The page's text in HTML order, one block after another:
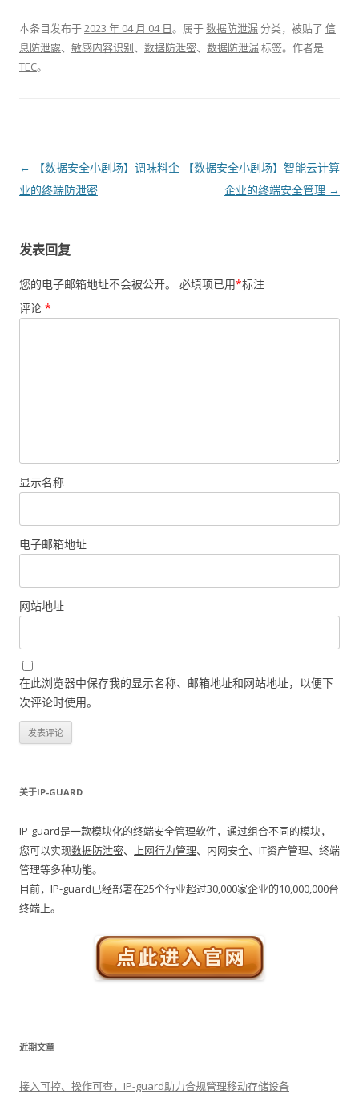
本条目发布于2023 年 04 月 04 日。属于数据防泄漏分类，被贴了 信
息防泄露、 敏感内容识别、 数据防泄密、 数据防泄漏标签。 作者是
TEC。
文章导航
←
【数据安全小剧场】调味料企
业的终端防泄密
【数据安全小剧场】智能云计算
企业的终端安全管理 →
发表回复
您的电子邮箱地址不会被公开。 必填项已用*标注
评论 *
显示名称
电子邮箱地址
网站地址
在此浏览器中保存我的显示名称、邮箱地址和网站地址，以便下
次评论时使用。
关于IP-GUARD
IP-guard是一款模块化的终端安全管理软件，通过组合不同的模块，
您可以实现数据防泄密、 上网行为管理、内网安全、IT资产管理、终端
管理等多种功能。
目前，IP-guard已经部署在25个行业超过30,000家企业的10,000,000台
终端上。
近期文章
接入可控、操作可查，IP-guard助力合规管理移动存储设备